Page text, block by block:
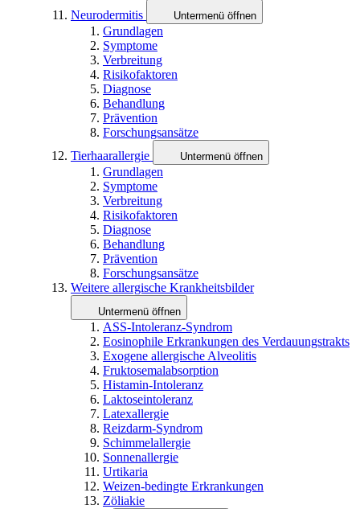
Neurodermitis
Untermenü öffnen
Grundlagen
Symptome
Verbreitung
Risikofaktoren
Diagnose
Behandlung
Prävention
Forschungsansätze
Tierhaarallergie
Untermenü öffnen
Grundlagen
Symptome
Verbreitung
Risikofaktoren
Diagnose
Behandlung
Prävention
Forschungsansätze
Weitere allergische Krankheitsbilder
Untermenü öffnen
ASS-Intoleranz-Syndrom
Eosinophile Erkrankungen des Verdauungstrakts
Exogene allergische Alveolitis
Fruktosemalabsorption
Histamin-Intoleranz
Laktoseintoleranz
Latexallergie
Reizdarm-Syndrom
Schimmelallergie
Sonnenallergie
Urtikaria
Weizen-bedingte Erkrankungen
Zöliakie